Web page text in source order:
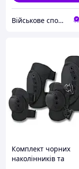
Військове спорядження, дрони та БПЛА | інтернет-магазин QUASAR
Комплект чорних
наколінників та